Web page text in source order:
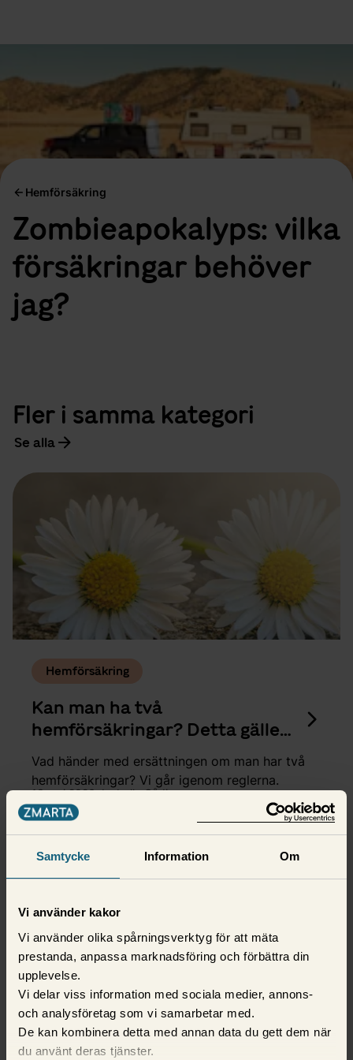
Samtycke Information Om
Vi använder kakor
Vi använder olika spårningsverktyg för att mäta
prestanda, anpassa marknadsföring och förbättra din
upplevelse.
Vi delar viss information med sociala medier, annons-
och analysföretag som vi samarbetar med.
De kan kombinera detta med annan data du gett dem när
du använt deras tjänster.
Hemförsäkring
Zombieapokalyps: vilka
försäkringar behöver
jag?
Fler i samma kategori
Se alla
Hemförsäkring
Kan man ha två
hemförsäkringar? Detta gäller
vid dubbelförsäkring
Vad händer med ersättningen om man har två
hemförsäkringar? Vi går igenom reglerna.
13 maj 2026,Isabelle Gådin
Hemförsäkring